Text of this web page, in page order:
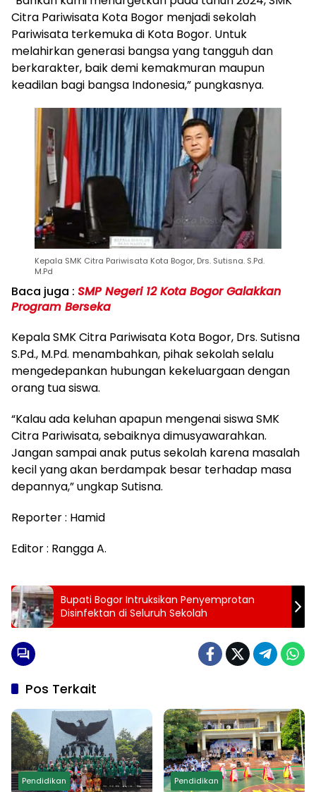
Citra Pariwisata Kota Bogor menjadi sekolah
Pariwisata terkemuka di Kota Bogor. Untuk
melahirkan generasi bangsa yang tangguh dan
berkarakter, baik demi kemakmuran maupun
keadilan bagi bangsa Indonesia,” pungkasnya.
Kepala SMK Citra Pariwisata Kota Bogor, Drs. Sutisna. S.Pd.
M.Pd
Baca juga : SMP Negeri 12 Kota Bogor Galakkan
Program Berseka
Kepala SMK Citra Pariwisata Kota Bogor, Drs. Sutisna
S.Pd., M.Pd. menambahkan, pihak sekolah selalu
mengedepankan hubungan kekeluargaan dengan
orang tua siswa.
“Kalau ada keluhan apapun mengenai siswa SMK
Citra Pariwisata, sebaiknya dimusyawarahkan.
Jangan sampai anak putus sekolah karena masalah
kecil yang akan berdampak besar terhadap masa
depannya,” ungkap Sutisna.
Reporter : Hamid
Editor : Rangga A.
Bupati Bogor Intruksikan Penyemprotan
Disinfektan di Seluruh Sekolah
Pos Terkait
Pendidikan Pendidikan